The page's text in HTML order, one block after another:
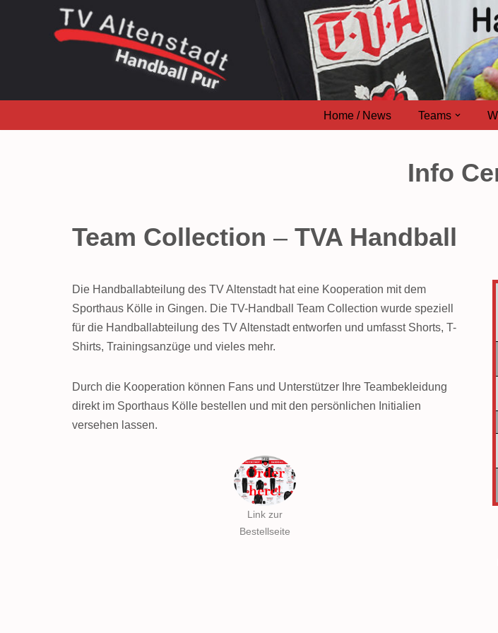
Home / News Teams
Info
Team Collection – TVA Handball
Die Handballabteilung des TV Altenstadt hat eine Kooperation mit dem
Sporthaus Kölle in Gingen. Die TV-Handball Team Collection wurde speziell
für die Handballabteilung des TV Altenstadt entworfen und umfasst Shorts, T-
Shirts, Trainingsanzüge und vieles mehr.
Durch die Kooperation können Fans und Unterstützer Ihre Teambekleidung
direkt im Sporthaus Kölle bestellen und mit den persönlichen Initialien
versehen lassen.
Link zur
Bestellseite